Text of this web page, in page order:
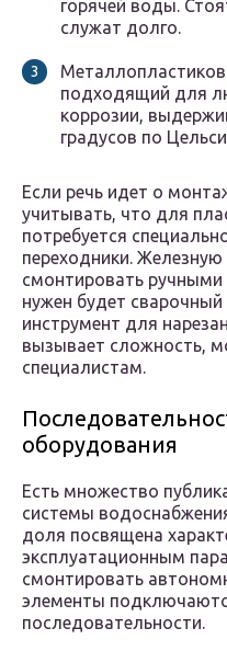
горячей воды.
служат долго.
подходящий для
коррозии,
градусов по
Если речь идет о
учитывать, что для
потребуется
переходники.
смонтировать
нужен будет сварочный
инструмент для
вызывает сложность,
специалистам.
оборудования
Есть множество
системы
доля посвящена
эксплуатационным
смонтировать
элементы
последовательности.